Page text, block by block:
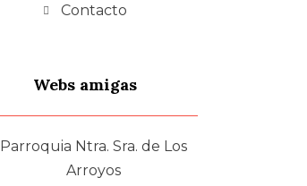
Contacto
Webs amigas
Parroquia Ntra. Sra. de Los
Arroyos